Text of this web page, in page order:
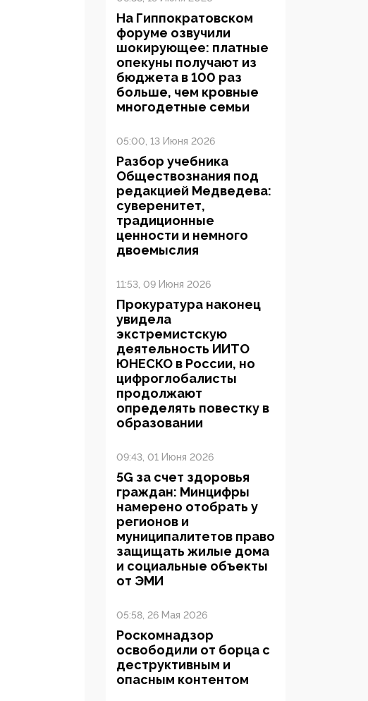
На Гиппократовском
форуме озвучили
шокирующее: платные
опекуны получают из
бюджета в 100 раз
больше, чем кровные
многодетные семьи
05:00, 13 Июня 2026
Разбор учебника
Обществознания под
редакцией Медведева:
суверенитет,
традиционные
ценности и немного
двоемыслия
11:53, 09 Июня 2026
Прокуратура наконец
увидела
экстремистскую
деятельность ИИТО
ЮНЕСКО в России, но
цифроглобалисты
продолжают
определять повестку в
образовании
09:43, 01 Июня 2026
5G за счет здоровья
граждан: Минцифры
намерено отобрать у
регионов и
муниципалитетов право
защищать жилые дома
и социальные объекты
от ЭМИ
05:58, 26 Мая 2026
Роскомнадзор
освободили от борца с
деструктивным и
опасным контентом